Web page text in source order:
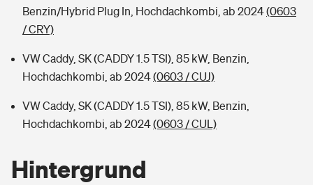
Benzin/Hybrid Plug In, Hochdachkombi, ab 2024(0603
/ CRY)
VW Caddy, SK (CADDY 1.5 TSI), 85 kW, Benzin,
Hochdachkombi, ab 2024(0603 / CUJ)
VW Caddy, SK (CADDY 1.5 TSI), 85 kW, Benzin,
Hochdachkombi, ab 2024(0603 / CUL)
Hintergrund